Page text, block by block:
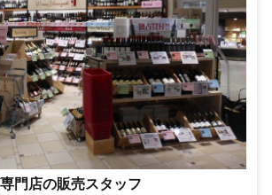
門店の販売スタッフ